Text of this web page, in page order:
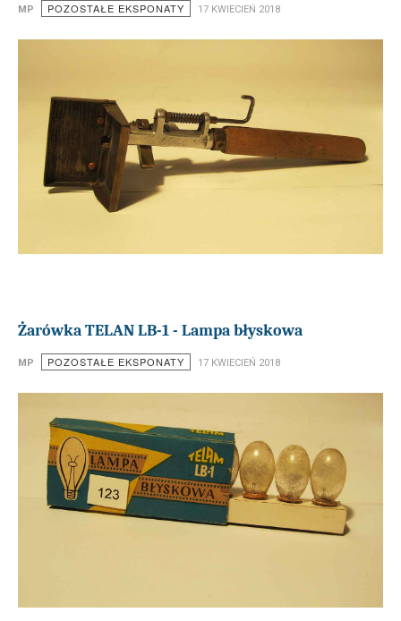
MP POZOSTAŁE EKSPONATY 17 KWIECIEŃ 2018
Żarówka TELAN LB-1 - Lampa błyskowa
MP POZOSTAŁE EKSPONATY 17 KWIECIEŃ 2018